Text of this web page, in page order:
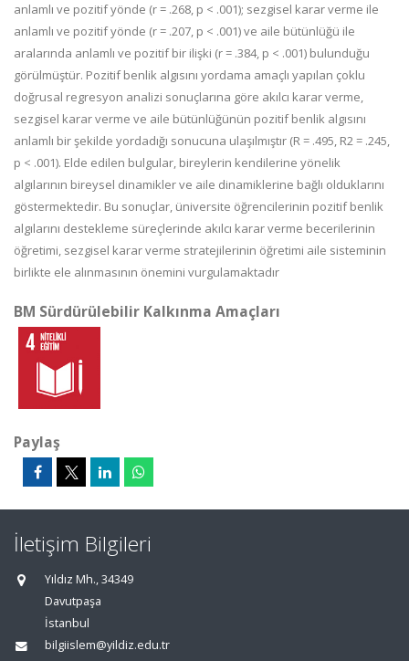
anlamlı ve pozitif yönde (r = .268, p < .001); sezgisel karar verme ile
anlamlı ve pozitif yönde (r = .207, p < .001) ve aile bütünlüğü ile
aralarında anlamlı ve pozitif bir ilişki (r = .384, p < .001) bulunduğu
görülmüştür. Pozitif benlik algısını yordama amaçlı yapılan çoklu
doğrusal regresyon analizi sonuçlarına göre akılcı karar verme,
sezgisel karar verme ve aile bütünlüğünün pozitif benlik algısını
anlamlı bir şekilde yordadığı sonucuna ulaşılmıştır (R = .495, R2 = .245,
p < .001). Elde edilen bulgular, bireylerin kendilerine yönelik
algılarının bireysel dinamikler ve aile dinamiklerine bağlı olduklarını
göstermektedir. Bu sonuçlar, üniversite öğrencilerinin pozitif benlik
algılarını destekleme süreçlerinde akılcı karar verme becerilerinin
öğretimi, sezgisel karar verme stratejilerinin öğretimi aile sisteminin
birlikte ele alınmasının önemini vurgulamaktadır
BM Sürdürülebilir Kalkınma Amaçları
Paylaş
İletişim Bilgileri
Yıldız Mh., 34349
Davutpaşa
İstanbul
bilgiislem@yildiz.edu.tr